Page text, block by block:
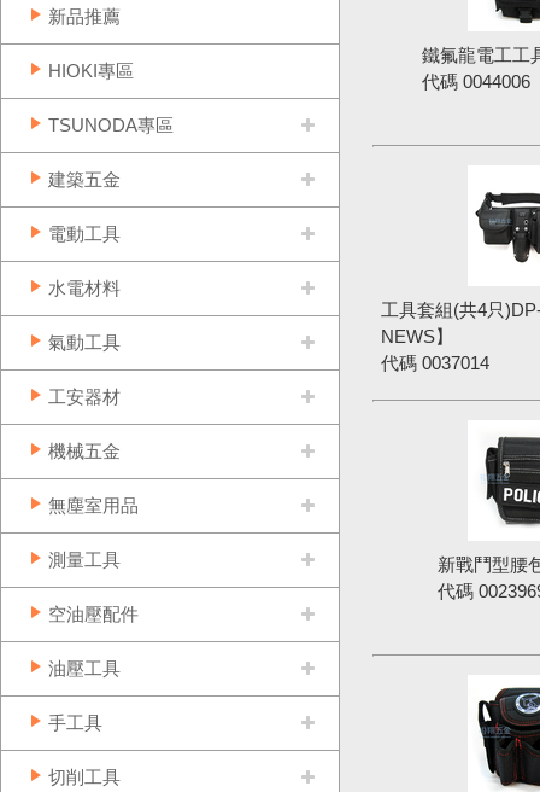
新品推薦
HIOKI專區
TSUNODA專區
建築五金
電動工具
水電材料
氣動工具
工安器材
機械五金
無塵室用品
測量工具
空油壓配件
油壓工具
手工具
切削工具
鐵氟龍電工工
代碼 0044006
工具套組(共4只
NEWS】
代碼 0037014
新戰鬥型腰
代碼